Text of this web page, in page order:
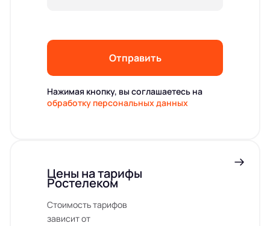
Отправить
Нажимая кнопку, вы соглашаетесь на
обработку персональных данных
Цены на тарифы
Ростелеком
Стоимость тарифов
зависит от